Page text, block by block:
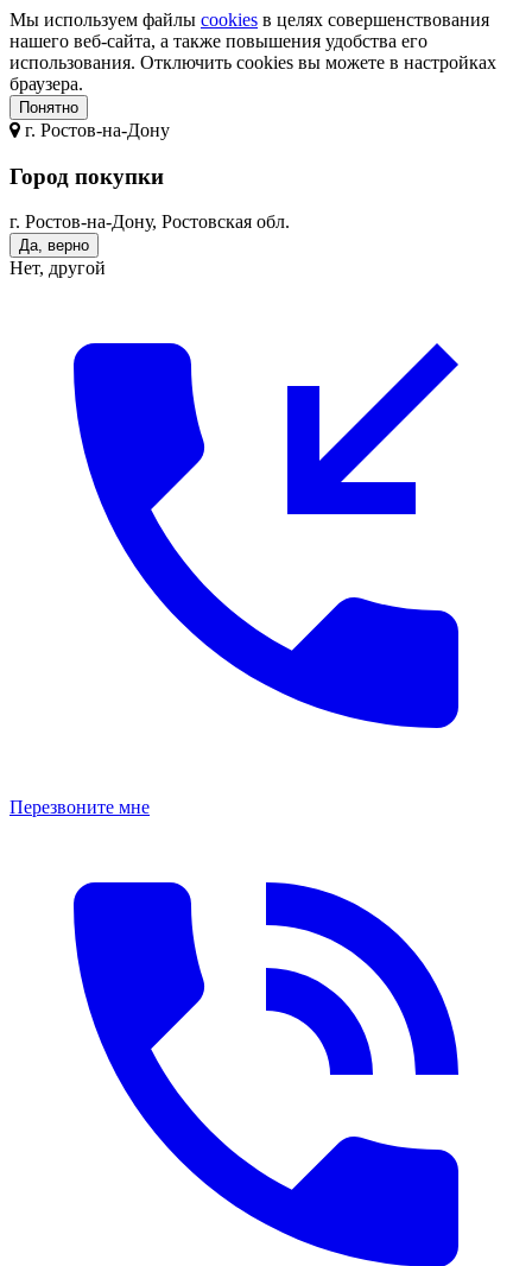
Мы используем файлы cookies в целях совершенствования
нашего веб-сайта, а также повышения удобства его
использования. Отключить cookies вы можете в настройках
браузера.
Понятно
г. Ростов-на-Дону
Город покупки
г. Ростов-на-Дону, Ростовская обл.
Да, верно
Нет, другой
Перезвоните мне